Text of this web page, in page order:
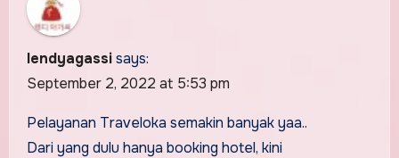
lendyagassi says:
September 2, 2022 at 5:53 pm
Pelayanan Traveloka semakin banyak yaa..
Dari yang dulu hanya booking hotel, kini